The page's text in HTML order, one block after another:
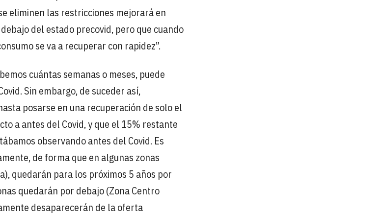
eliminen las restricciones mejorará en
del estado precovid, pero que cuando
se va a recuperar con rapidez”.
cuántas semanas o meses, puede
Sin embargo, de suceder así,
posarse en una recuperación de solo el
a antes del Covid, y que el 15% restante
observando antes del Covid. Es
de forma que en algunas zonas
quedarán para los próximos 5 años por
quedarán por debajo (Zona Centro
desaparecerán de la oferta